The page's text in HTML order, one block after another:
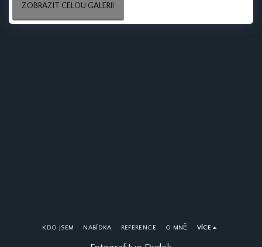
ZOBRAZIT CELOU GALERII
KDO JSEM NABÍDKA REFERENCE O MNĚ VÍCE